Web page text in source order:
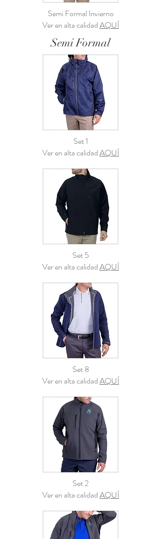
Semi Formal Invierno
Ver en alta calidadAQUÍ
Semi Formal
Set 1
Ver en alta calidadAQUÍ
Set 5
Ver en alta calidadAQUÍ
Set 8
Ver en alta calidadAQUÍ
Set 2
Ver en alta calidadAQUÍ